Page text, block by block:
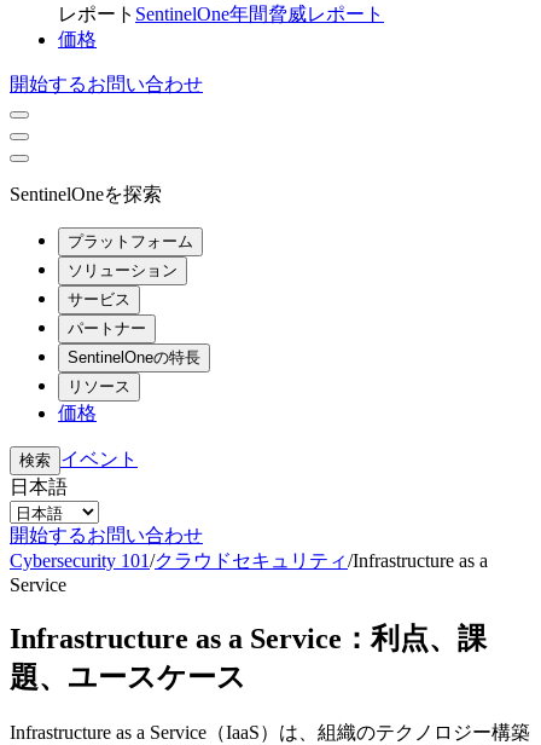
レポート SentinelOne年間脅威レポート
価格
開始するお問い合わせ
SentinelOneを探索
プラットフォーム
ソリューション
サービス
パートナー
SentinelOneの特長
リソース
価格
検索 イベント
日本語
開始するお問い合わせ
Cybersecurity 101/クラウドセキュリティ/Infrastructure as a
Service
Infrastructure as a Service：利点、課
題、ユースケース
Infrastructure as a Service（IaaS）は、組織のテクノロジー構築